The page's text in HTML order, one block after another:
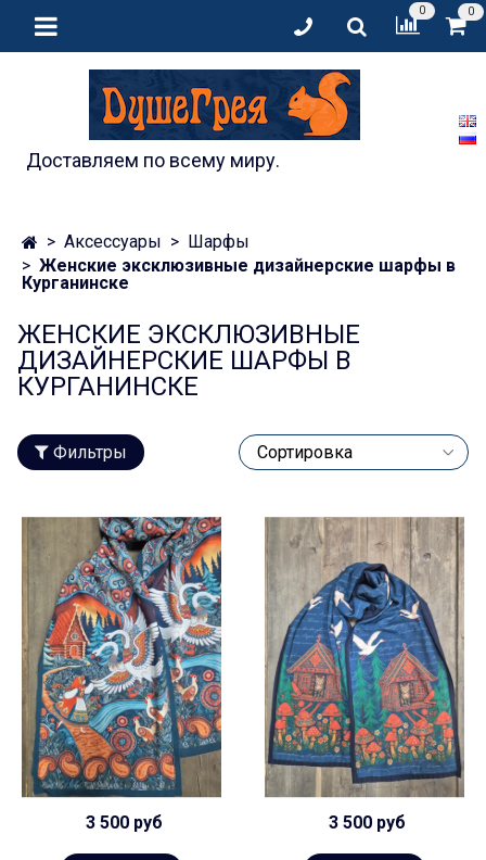
0 0
Доставляем по всему миру.
Аксессуары
Шарфы
Женские эксклюзивные дизайнерские шарфы в
Курганинске
ЖЕНСКИЕ ЭКСКЛЮЗИВНЫЕ
ДИЗАЙНЕРСКИЕ ШАРФЫ В
КУРГАНИНСКЕ
Фильтры
3 500 руб 3 500 руб